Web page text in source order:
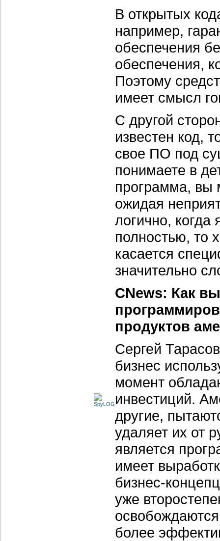
В открытых
например,
обеспечения
обеспечения,
Поэтому
имеет смысл
С другой
известен код,
свое ПО под
понимаете в
программа, вы
ожидая
логично,
полностью, то
касается
значительно
CNews: Как
продуктов
Сергей
бизнес
момент
инвестиций.
другие,
удаляет их от
является
имеет
бизнес-
уже
освобождаются
более